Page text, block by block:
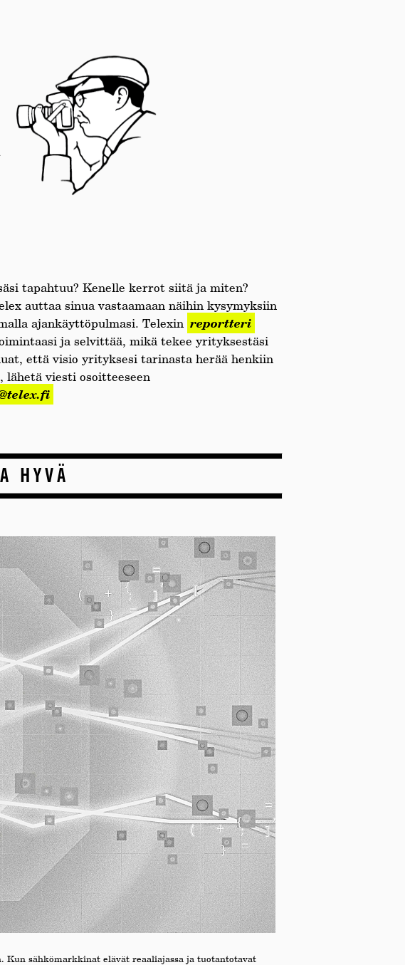
tapahtuu? Kenelle kerrot siitä ja miten?
auttaa sinua vastaamaan näihin kysymyksiin
ajankäyttöpulmasi. Telexin reportteri
ja selvittää, mikä tekee yrityksestäsi
että visio yrityksesi tarinasta herää henkiin
lähetä viesti osoitteeseen
HYVÄ
Kun sähkömarkkinat elävät reaaliajassa ja tuotantotavat